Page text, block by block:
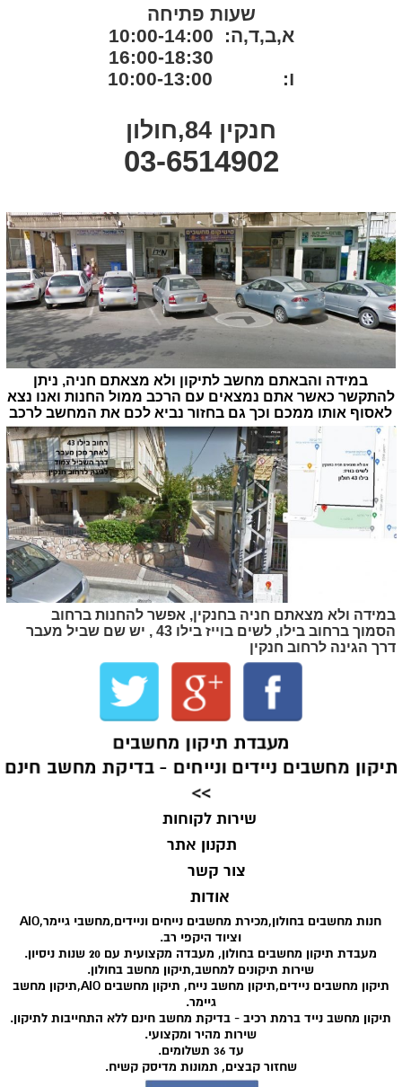
צור קשר
אודות
תקנון אתר
שירות לקוחות
חנות מחשבים בחולון,מכירת מחשבים נייחים וניידים,מחשבי גיימר,AIO
וציוד היקפי רב.
מעבדת תיקון מחשבים בחולון, מעבדה מקצועית עם 20 שנות ניסיון.
שירות תיקונים למחשב,תיקון מחשב בחולון.
תיקון מחשבים ניידים,תיקון מחשב נייח, תיקון מחשבים AIO,תיקון מחשב
גיימר.
תיקון מחשב נייד ברמת רכיב - בדיקת מחשב חינם ללא התחייבות לתיקון.
שירות מהיר ומקצועי.
עד 36 תשלומים.
שחזור קבצים, תמונות מדיסק קשיח.
מעבדת תיקון מחשבים
תיקון מחשבים ניידים ונייחים - בדיקת מחשב חינם
>>
במידה והבאתם מחשב לתיקון ולא מצאתם חניה, ניתן
להתקשר כאשר אתם נמצאים עם הרכב ממול החנות ואנו נצא
לאסוף אותו ממכם וכך גם בחזור נביא לכם את המחשב לרכב
במידה ולא מצאתם חניה בחנקין, אפשר להחנות ברחוב
הסמוך ברחוב בילו, לשים בוייז בילו 43 , יש שם שביל מעבר
דרך הגינה לרחוב חנקין
שעות פתיחה
א,ב,ד,ה: 10:00-14:00
ו: 10:00-13:00
חנקין 84,חולון
03-6514902